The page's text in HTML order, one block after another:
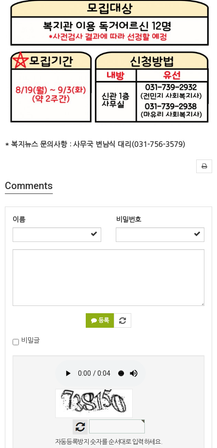
* 복지뉴스 문의사항 : 사무국 변남식 대리(031-756-3579)
Comments
이름 비밀번호
등록
비밀글
자동등록방지 숫자를 순서대로 입력하세요.